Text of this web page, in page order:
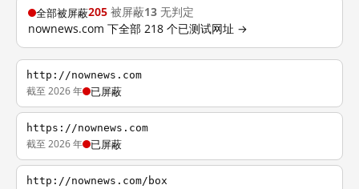
全部被屏蔽205 被屏蔽13 无判定
nownews.com 下全部 218 个已测试网址 →
http://nownews.com
截至 2026 年 已屏蔽
https://nownews.com
截至 2026 年 已屏蔽
http://nownews.com/box